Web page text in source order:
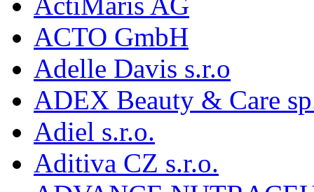
ACTO GmbH
Adelle Davis s.r.o
ADEX Beauty & Care
Adiel s.r.o.
Aditiva CZ s.r.o.